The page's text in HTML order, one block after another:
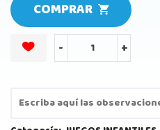
COMPRAR
- +